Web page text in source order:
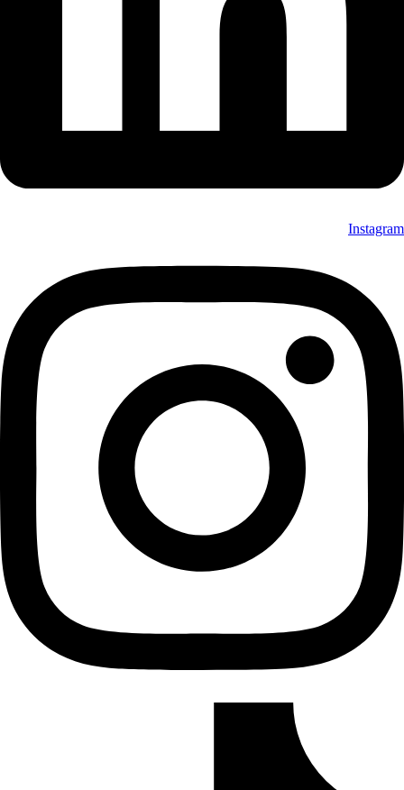
Instagram